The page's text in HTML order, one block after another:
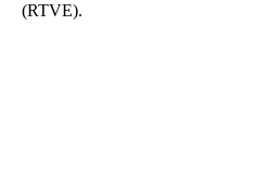
(RTVE).